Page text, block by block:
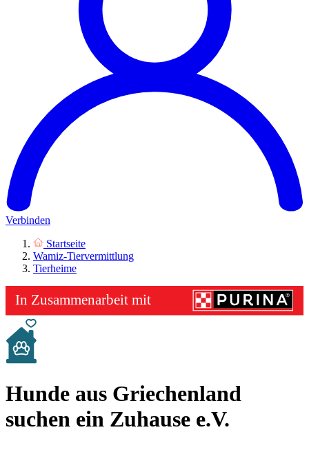
Verbinden
Startseite
Wamiz-Tiervermittlung
Tierheime
Hunde aus Griechenland
suchen ein Zuhause e.V.